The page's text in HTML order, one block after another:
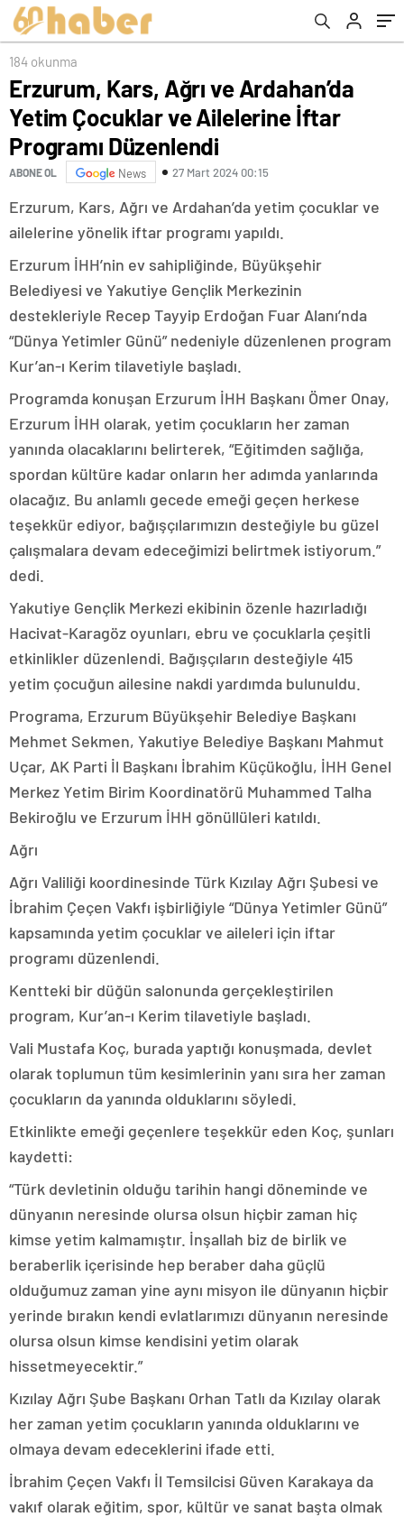
Düzenlendi
184 okunma
Erzurum, Kars, Ağrı ve Ardahan’da
Yetim Çocuklar ve Ailelerine İftar
Programı Düzenlendi
ABONE OL News 27 Mart 2024 00:15
Erzurum, Kars, Ağrı ve Ardahan’da yetim çocuklar ve
ailelerine yönelik iftar programı yapıldı.
Erzurum İHH’nin ev sahipliğinde, Büyükşehir
Belediyesi ve Yakutiye Gençlik Merkezinin
destekleriyle Recep Tayyip Erdoğan Fuar Alanı’nda
“Dünya Yetimler Günü” nedeniyle düzenlenen program
Kur’an-ı Kerim tilavetiyle başladı.
Programda konuşan Erzurum İHH Başkanı Ömer Onay,
Erzurum İHH olarak, yetim çocukların her zaman
yanında olacaklarını belirterek, “Eğitimden sağlığa,
spordan kültüre kadar onların her adımda yanlarında
olacağız. Bu anlamlı gecede emeği geçen herkese
teşekkür ediyor, bağışçılarımızın desteğiyle bu güzel
çalışmalara devam edeceğimizi belirtmek istiyorum.”
dedi.
Yakutiye Gençlik Merkezi ekibinin özenle hazırladığı
Hacivat-Karagöz oyunları, ebru ve çocuklarla çeşitli
etkinlikler düzenlendi. Bağışçıların desteğiyle 415
yetim çocuğun ailesine nakdi yardımda bulunuldu.
Programa, Erzurum Büyükşehir Belediye Başkanı
Mehmet Sekmen, Yakutiye Belediye Başkanı Mahmut
Uçar, AK Parti İl Başkanı İbrahim Küçükoğlu, İHH Genel
Merkez Yetim Birim Koordinatörü Muhammed Talha
Bekiroğlu ve Erzurum İHH gönüllüleri katıldı.
Ağrı
Ağrı Valiliği koordinesinde Türk Kızılay Ağrı Şubesi ve
İbrahim Çeçen Vakfı işbirliğiyle “Dünya Yetimler Günü”
kapsamında yetim çocuklar ve aileleri için iftar
programı düzenlendi.
Kentteki bir düğün salonunda gerçekleştirilen
program, Kur’an-ı Kerim tilavetiyle başladı.
Vali Mustafa Koç, burada yaptığı konuşmada, devlet
olarak toplumun tüm kesimlerinin yanı sıra her zaman
çocukların da yanında olduklarını söyledi.
Etkinlikte emeği geçenlere teşekkür eden Koç, şunları
kaydetti:
“Türk devletinin olduğu tarihin hangi döneminde ve
dünyanın neresinde olursa olsun hiçbir zaman hiç
kimse yetim kalmamıştır. İnşallah biz de birlik ve
beraberlik içerisinde hep beraber daha güçlü
olduğumuz zaman yine aynı misyon ile dünyanın hiçbir
yerinde bırakın kendi evlatlarımızı dünyanın neresinde
olursa olsun kimse kendisini yetim olarak
hissetmeyecektir.”
Kızılay Ağrı Şube Başkanı Orhan Tatlı da Kızılay olarak
her zaman yetim çocukların yanında olduklarını ve
olmaya devam edeceklerini ifade etti.
İbrahim Çeçen Vakfı İl Temsilcisi Güven Karakaya da
vakıf olarak eğitim, spor, kültür ve sanat başta olmak